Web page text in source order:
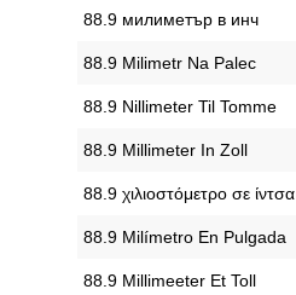
‎88.9 милиметър в инч
‎88.9 Milimetr Na Palec
‎88.9 Nillimeter Til Tomme
‎88.9 Millimeter In Zoll
‎88.9 χιλιοστόμετρο σε ίντσα
‎88.9 Milímetro En Pulgada
‎88.9 Millimeeter Et Toll